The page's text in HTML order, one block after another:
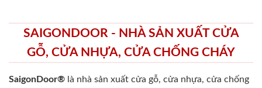
SAIGONDOOR - NHÀ SẢN XUẤT CỬA
GỖ, CỬA NHỰA, CỬA CHỐNG CHÁY
SaigonDoor® là nhà sản xuất cửa gỗ, cửa nhựa, cửa chống